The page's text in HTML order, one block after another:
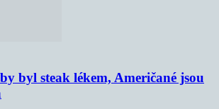
byl steak lékem, Američané jsou